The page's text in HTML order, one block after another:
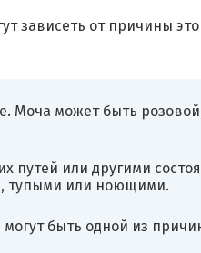
зависеть от причины
Моча может быть
путей или другими
тупыми или ноющими.
быть одной из